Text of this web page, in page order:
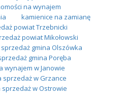
na wynajem
kamienice na zamianę
powiat Trzebnicki
powiat Mikołowski
gmina Olszówka
gmina Poręba
wynajem w Janowie
sprzedaż w Grzance
w Ostrowie